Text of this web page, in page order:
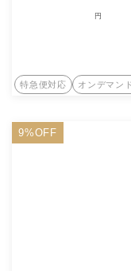
円
特急便対応 オンデマン
9%OFF